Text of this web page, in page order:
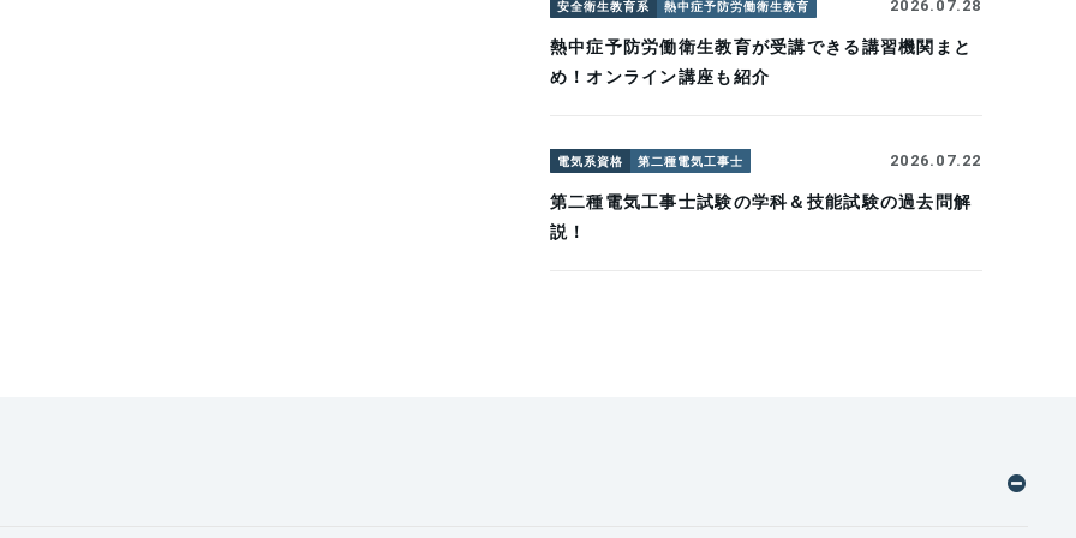
安全衛生教育系 熱中症予防労働衛生教育 2026.07.28
熱中症予防労働衛生教育が受講できる講習機関まと
め！オンライン講座も紹介
電気系資格 第二種電気工事士 2026.07.22
第二種電気工事士試験の学科＆技能試験の過去問解
説！